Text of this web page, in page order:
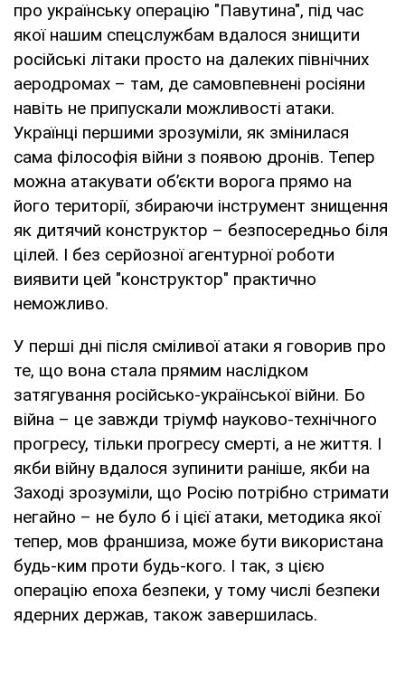
про українську операцію "Павутина", під час
якої нашим спецслужбам вдалося знищити
російські літаки просто на далеких північних
аеродромах – там, де самовпевнені росіяни
навіть не припускали можливості атаки.
Українці першими зрозуміли, як змінилася
сама філософія війни з появою дронів. Тепер
можна атакувати об’єкти ворога прямо на
його території, збираючи інструмент знищення
як дитячий конструктор – безпосередньо біля
цілей. І без серйозної агентурної роботи
виявити цей "конструктор" практично
неможливо.
У перші дні після сміливої атаки я говорив про
те, що вона стала прямим наслідком
затягування російсько-української війни. Бо
війна – це завжди тріумф науково-технічного
прогресу, тільки прогресу смерті, а не життя. І
якби війну вдалося зупинити раніше, якби на
Заході зрозуміли, що Росію потрібно стримати
негайно – не було б і цієї атаки, методика якої
тепер, мов франшиза, може бути використана
будь-ким проти будь-кого. І так, з цією
операцію епоха безпеки, у тому числі безпеки
ядерних держав, також завершилась.